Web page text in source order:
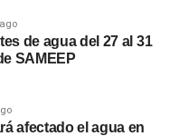
de agua del 27 al 31
SAMEEP
afectado el agua en